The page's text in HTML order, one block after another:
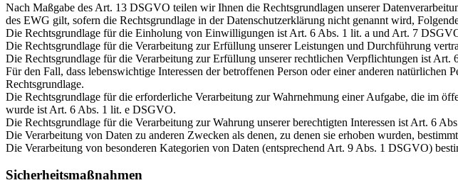
Nach Maßgabe des Art. 13 DSGVO teilen wir Ihnen die Rechtsgrundlagen unserer
des EWG gilt, sofern die Rechtsgrundlage in der Datenschutzerklärung nicht genannt wird,
Die Rechtsgrundlage für die Einholung von Einwilligungen ist Art. 6 Abs. 1 lit. a und Art. 7
Die Rechtsgrundlage für die Verarbeitung zur Erfüllung unserer Leistungen und Durchführung
Die Rechtsgrundlage für die Verarbeitung zur Erfüllung unserer rechtlichen Verpflichtungen ist
Für den Fall, dass lebenswichtige Interessen der betroffenen Person oder einer anderen
Rechtsgrundlage.
Die Rechtsgrundlage für die erforderliche Verarbeitung zur Wahrnehmung einer Aufgabe, die im
wurde ist Art. 6 Abs. 1 lit. e DSGVO.
Die Rechtsgrundlage für die Verarbeitung zur Wahrung unserer berechtigten Interessen ist Art. 6
Die Verarbeitung von Daten zu anderen Zwecken als denen, zu denen sie erhoben wurden,
Die Verarbeitung von besonderen Kategorien von Daten (entsprechend Art. 9 Abs. 1 DSGVO)
Sicherheitsmaßnahmen